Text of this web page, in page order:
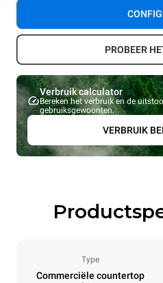
PROBEER
Verbruik calculator
Bereken het verbruik en de
gebruiksgewoonten.
VERBRUIK
Type
Commerciële countertop